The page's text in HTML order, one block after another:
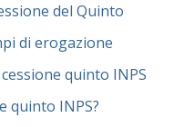
del Quinto
di erogazione
quinto INPS
quinto INPS?